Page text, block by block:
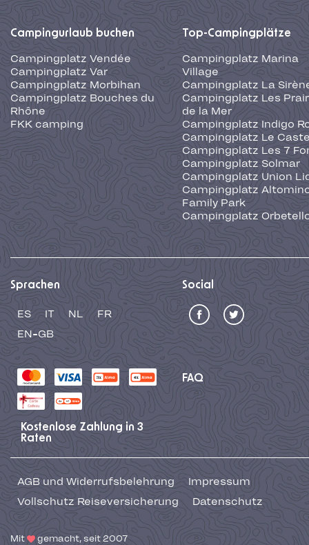
Campingurlaub buchen
Campingplatz Vendée
Campingplatz Var
Campingplatz Morbihan
Campingplatz Bouches du
Rhône
FKK camping
Top-Campingplätze
Campingplatz Marina
Village
Campingplatz La
Campingplatz Les
de la Mer
Campingplatz Indigo
Campingplatz Le
Campingplatz Les 7
Campingplatz Solmar
Campingplatz Union
Campingplatz
Family Park
Campingplatz
Sprachen
ES IT NL
FR
EN-GB
Social
FAQ
Kostenlose Zahlung in 3
Raten
AGB und Widerrufsbelehrung
Impressum
Vollschutz Reiseversicherung
Datenschutz
Mit gemacht, seit 2007